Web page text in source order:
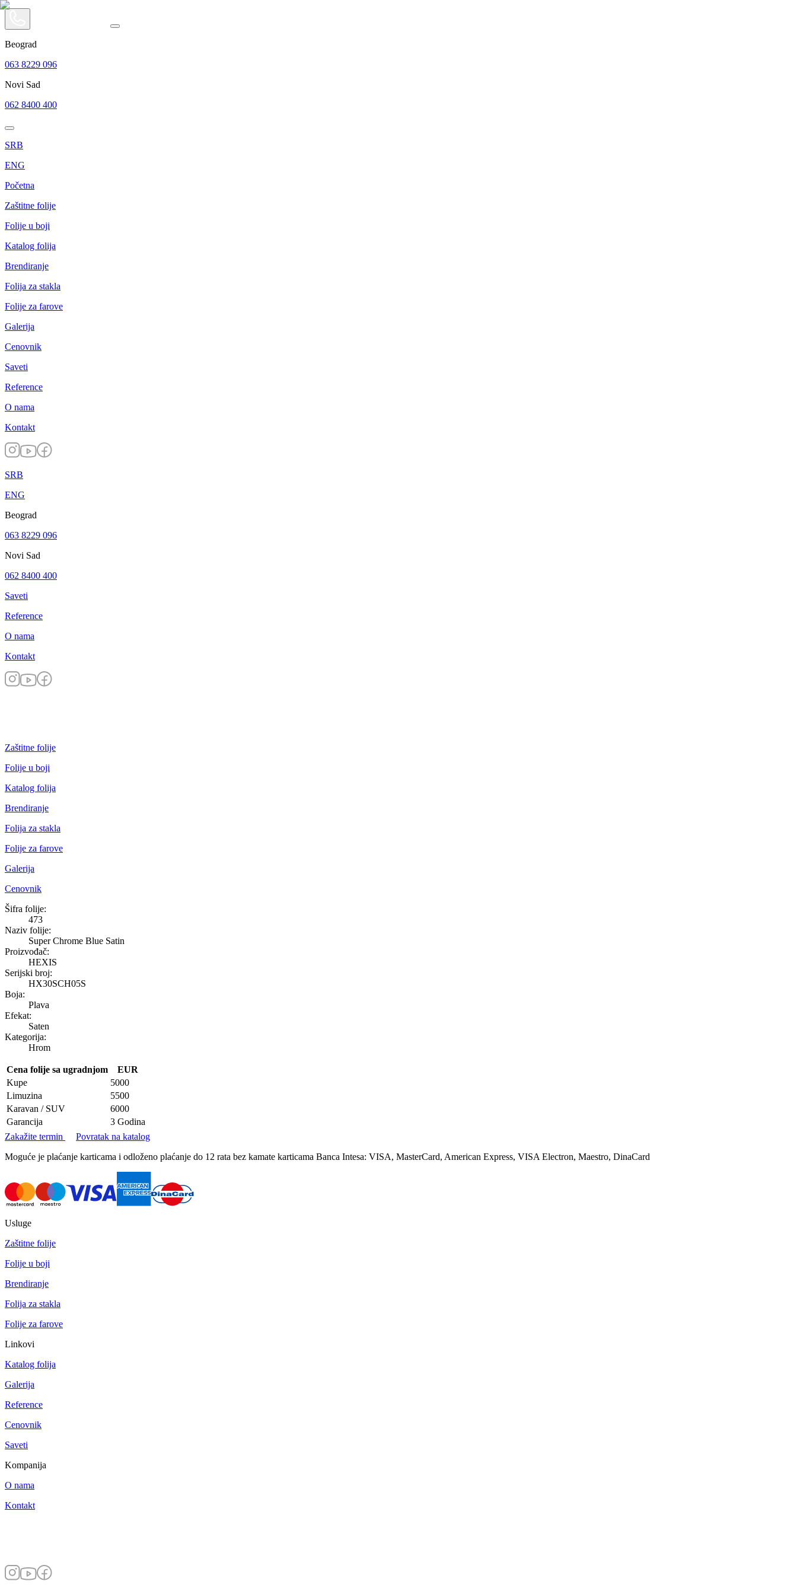
Beograd
063 8229 096
Novi Sad
062 8400 400
SRB
ENG
Početna
Zaštitne folije
Folije u boji
Katalog folija
Brendiranje
Folija za stakla
Folije za farove
Galerija
Cenovnik
Saveti
Reference
O nama
Kontakt
SRB
ENG
Beograd
063 8229 096
Novi Sad
062 8400 400
Saveti
Reference
O nama
Kontakt
Zaštitne folije
Folije u boji
Katalog folija
Brendiranje
Folija za stakla
Folije za farove
Galerija
Cenovnik
Super Chrome Blue Satin
Šifra folije:
473
Naziv folije:
Super Chrome Blue Satin
Proizvođač:
HEXIS
Serijski broj:
HX30SCH05S
Boja:
Plava
Efekat:
Saten
Kategorija:
Hrom
Cena folije sa ugradnjom
EUR
Kupe
5000
Limuzina
5500
Karavan / SUV
6000
Garancija
3 Godina
Zakažite termin
Povratak na katalog
Moguće je plaćanje karticama i odloženo plaćanje do 12 rata bez kamate karticama Banca Intesa: VISA, MasterCard, American Express, VISA Electron, Maestro, DinaCard
Usluge
Zaštitne folije
Folije u boji
Brendiranje
Folija za stakla
Folije za farove
Linkovi
Katalog folija
Galerija
Reference
Cenovnik
Saveti
Kompanija
O nama
Kontakt